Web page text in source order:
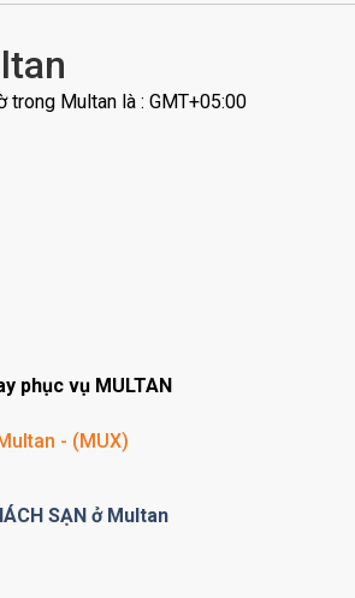
trong Multan là : GMT+05:00
phục vụ MULTAN
- (MUX)
SẠN ở Multan